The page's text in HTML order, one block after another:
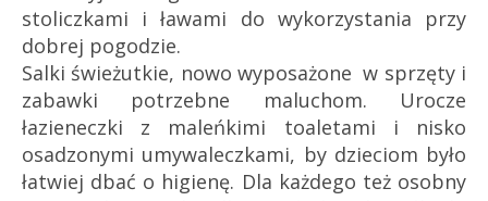
stoliczkami i ławami do wykorzystania przy
dobrej pogodzie.
Salki świeżutkie, nowo wyposażone w sprzęty i
zabawki potrzebne maluchom. Urocze
łazieneczki z maleńkimi toaletami i nisko
osadzonymi umywaleczkami, by dzieciom było
łatwiej dbać o higienę. Dla każdego też osobny